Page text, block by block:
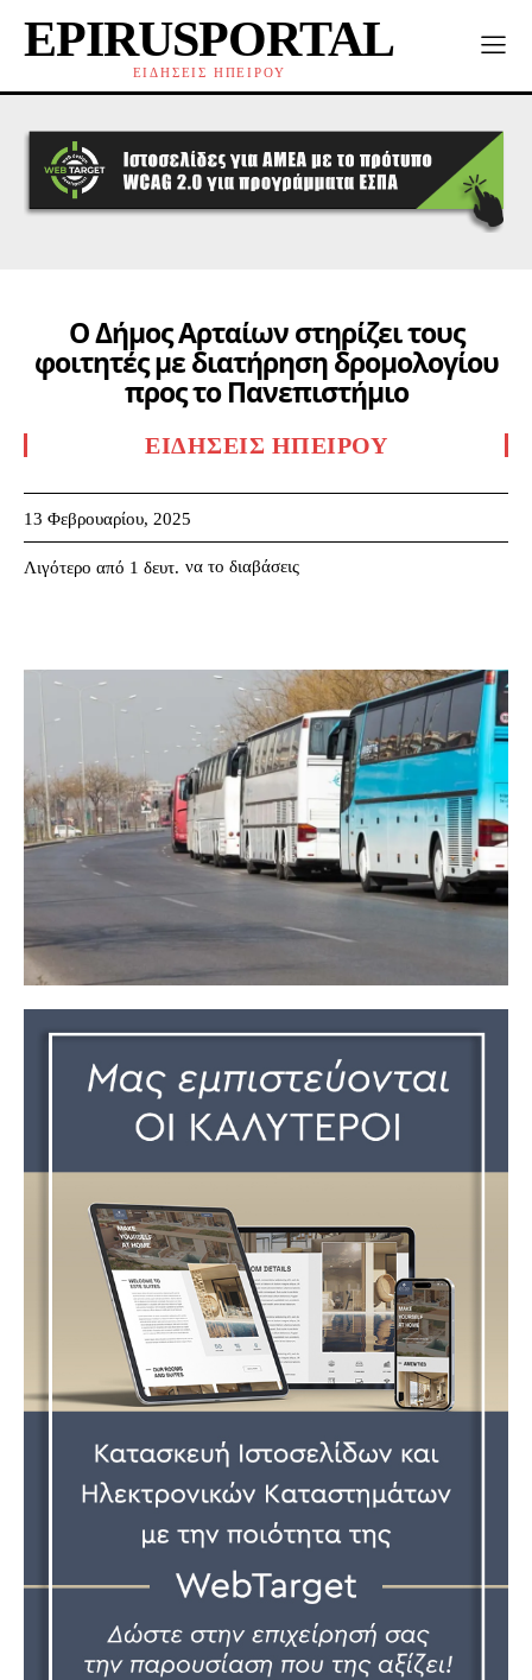
EPIRUSPORTAL
ΕΙΔΗΣΕΙΣ ΗΠΕΙΡΟΥ
Ο Δήμος Αρταίων στηρίζει τους
φοιτητές με διατήρηση δρομολογίου
προς το Πανεπιστήμιο
ΕΙΔΉΣΕΙΣ ΗΠΕΊΡΟΥ
13 Φεβρουαρίου, 2025
Λιγότερο από 1 δευτ. να το διαβάσεις